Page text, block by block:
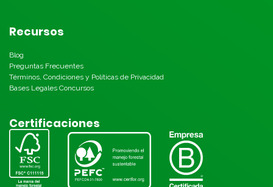
Recursos
Blog
Preguntas Frecuentes
Términos, Condiciones y Políticas de Privacidad
Bases Legales Concursos
Certificaciones